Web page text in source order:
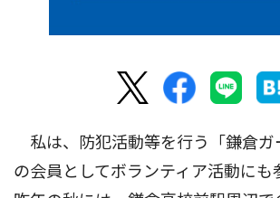
私は、防犯活動等を行う「鎌倉ガ
の会員としてボランティア活動にも